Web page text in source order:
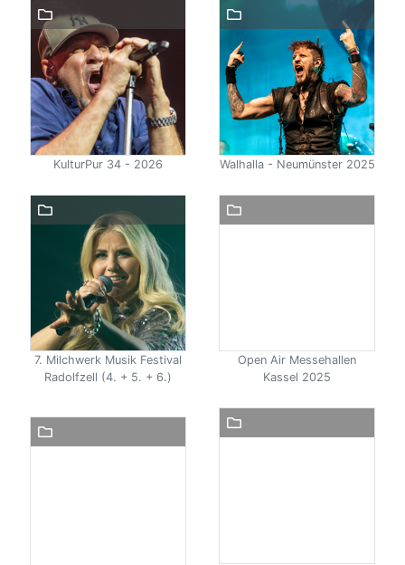
KulturPur 34 - 2026 Walhalla - Neumünster 2025
7. Milchwerk Musik Festival
Radolfzell (4. + 5. + 6.)
Open Air Messehallen
Kassel 2025